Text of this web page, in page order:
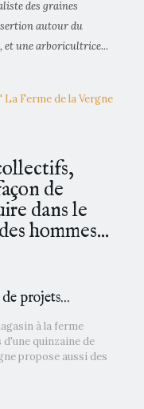
des graines
autour du
et une arboricultrice...
La Ferme de la Vergne
de
dans le
hommes...
projets...
à la ferme
quinzaine de
propose aussi des